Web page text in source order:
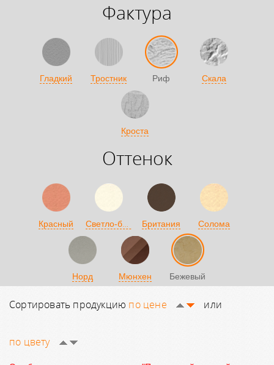
Фактура
Гладкий Тростник Риф Скала
Кроста
Оттенок
Красный Светло-бежевый Британия Солома
Норд Мюнхен Бежевый
Сортировать продукцию по цене или
по цвету